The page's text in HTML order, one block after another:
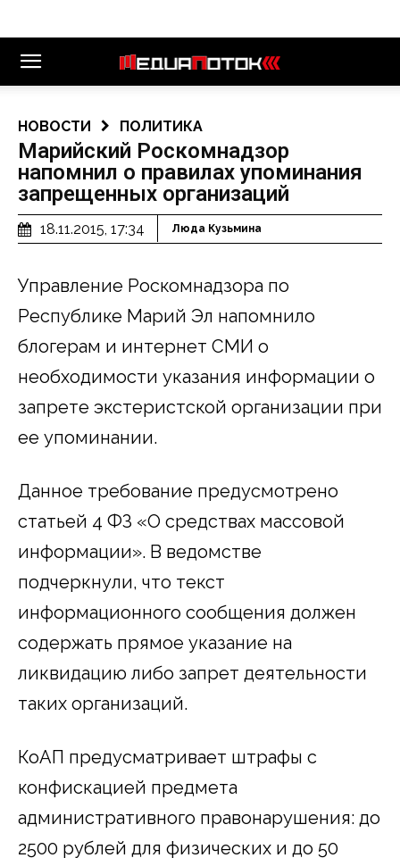
НОВОСТИ ПОЛИТИКА
Марийский Роскомнадзор
напомнил о правилах упоминания
запрещенных организаций
18.11.2015, 17:34 Люда Кузьмина
Управление Роскомнадзора по
Республике Марий Эл напомнило
блогерам и интернет СМИ о
необходимости указания информации о
запрете экстеристской организации при
ее упоминании.
Данное требование предусмотрено
статьей 4 ФЗ «О средствах массовой
информации». В ведомстве
подчеркнули, что текст
информационного сообщения должен
содержать прямое указание на
ликвидацию либо запрет деятельности
таких организаций.
КоАП предусматривает штрафы с
конфискацией предмета
административного правонарушения: до
2500 рублей для физических и до 50